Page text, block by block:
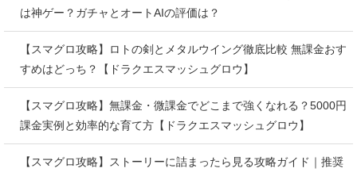
は神ゲー？ガチャとオートAIの評価は？
【スマグロ攻略】ロトの剣とメタルウイング徹底比較 無課金おす
すめはどっち？【ドラクエスマッシュグロウ】
【スマグロ攻略】無課金・微課金でどこまで強くなれる？5000円
課金実例と効率的な育て方【ドラクエスマッシュグロウ】
【スマグロ攻略】ストーリーに詰まったら見る攻略ガイド｜推奨